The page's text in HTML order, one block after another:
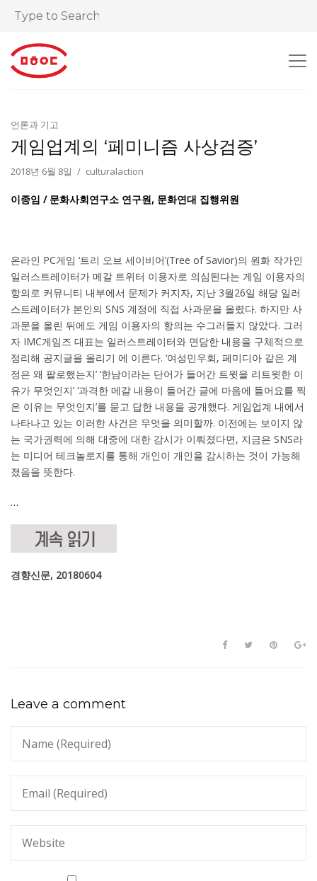
언론과 기고
게임업계의 ‘페미니즘 사상검증’
2018년 6월 8일 culturalaction
이종임 / 문화사회연구소 연구원, 문화연대 집행위원
온라인 PC게임 ‘트리 오브 세이비어’(Tree of Savior)의 원화 작가인
일러스트레이터가 메갈 트위터 이용자로 의심된다는 게임 이용자의
항의로 커뮤니티 내부에서 문제가 커지자, 지난 3월26일 해당 일러
스트레이터가 본인의 SNS 계정에 직접 사과문을 올렸다. 하지만 사
과문을 올린 뒤에도 게임 이용자의 항의는 수그러들지 않았다. 그러
자 IMC게임즈 대표는 일러스트레이터와 면담한 내용을 구체적으로
정리해 공지글을 올리기 에 이른다. ‘여성민우회, 페미디아 같은 계
정은 왜 팔로했는지’ ‘한남이라는 단어가 들어간 트윗을 리트윗한 이
유가 무엇인지’ ‘과격한 메갈 내용이 들어간 글에 마음에 들어요를 찍
은 이유는 무엇인지’를 묻고 답한 내용을 공개했다. 게임업계 내에서
나타나고 있는 이러한 사건은 무엇을 의미할까. 이전에는 보이지 않
는 국가권력에 의해 대중에 대한 감시가 이뤄졌다면, 지금은 SNS라
는 미디어 테크놀로지를 통해 개인이 개인을 감시하는 것이 가능해
졌음을 뜻한다.
…
경향신문, 20180604
Leave a comment